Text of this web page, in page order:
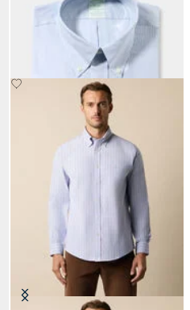
avec col Button Down